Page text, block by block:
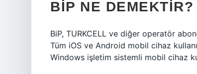
BIP NE DEMEKTIR?
BiP, TURKCELL ve diğer operatör
Tüm iOS ve Android mobil cihaz
Windows işletim sistemli mobil cihaz